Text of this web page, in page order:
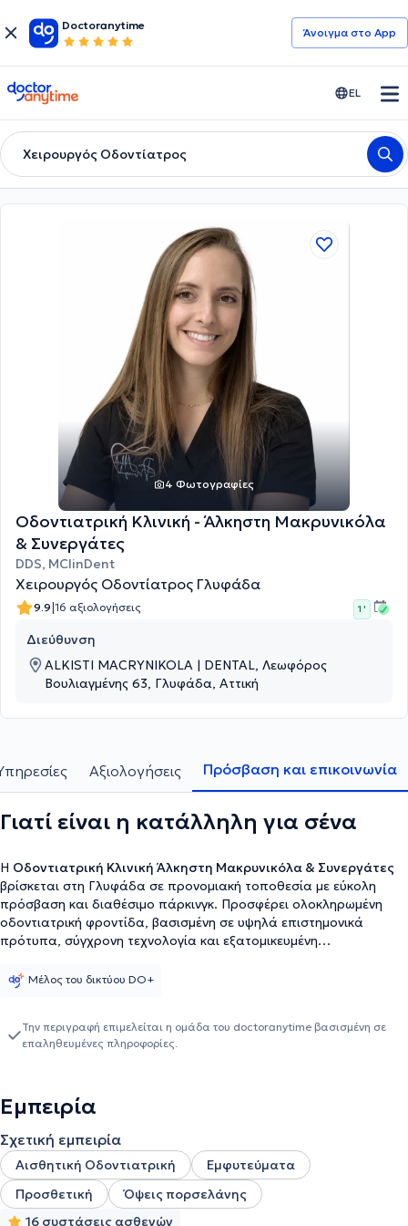
Doctoranytime
Άνοιγμα στο App
doctoranytime EL
Χειρουργός Οδοντίατρος
4 Φωτογραφίες
Οδοντιατρική Κλινική - Άλκηστη Μακρυνικόλα
& Συνεργάτες
DDS, MClinDent
Χειρουργός Οδοντίατρος Γλυφάδα
9.9|16 αξιολογήσεις 1 '
Διεύθυνση
ALKISTI MACRYNIKOLA | DENTAL, Λεωφόρος
Βουλιαγμένης 63, Γλυφάδα, Αττική
Αξιολογήσεις Πρόσβαση και επικοινωνία
Γιατί είναι η κατάλληλη για σένα
Η Οδοντιατρική Κλινική Άλκηστη Μακρυνικόλα & Συνεργάτες
βρίσκεται στη Γλυφάδα σε προνομιακή τοποθεσία με εύκολη
πρόσβαση και διαθέσιμο πάρκινγκ. Προσφέρει ολοκληρωμένη
οδοντιατρική φροντίδα, βασισμένη σε υψηλά επιστημονικά
πρότυπα, σύγχρονη τεχνολογία και εξατομικευμένη
Χειρουργός Οδοντίατρος
Ακίνητη και Κινητή Προσθετική από το King's College London, μία
από τις κορυφαίες οδοντιατρικές σχολές της Ευρώπης.
ενημερωμένη για τις εξελίξεις της σύγχρονης οδοντιατρικής μέσα
από συνεχή εκπαίδευση στην Ελλάδα και το εξωτερικό. Το πάθος
της επικεντρώνεται στη δημιουργία λειτουργικών και αισθητικών
λύσεων, πλήρως προσαρμοσμένων στις ανάγκες κάθε ασθενούς,
με έμφαση σε μια ολιστική προσέγγιση της στοματικής υγείας. Η
κλινική στελεχώνεται από συνεργάτες Χειρουργούς
Οδοντιάτρους, όλοι απόφοιτοι της Οδοντιατρικής Σχολής του
Μέλος του δικτύου DO+
Την περιγραφή επιμελείται η ομάδα του doctoranytime βασισμένη σε
επαληθευμένες πληροφορίες.
Εμπειρία
Σχετική εμπειρία
Αισθητική Οδοντιατρική
Εμφυτεύματα
Προσθετική
Όψεις πορσελάνης
16 συστάσεις ασθενών